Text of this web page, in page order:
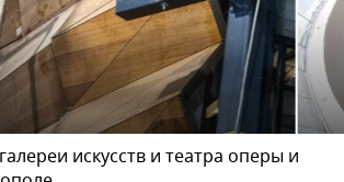
искусств и театра оперы и